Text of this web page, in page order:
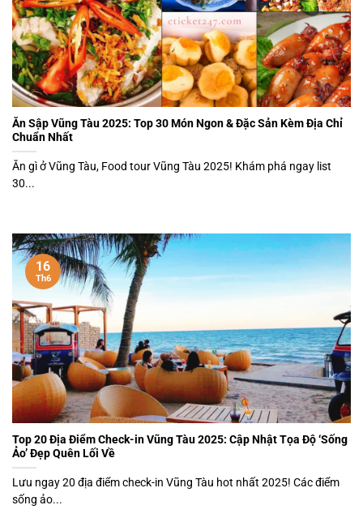
Ăn Sập Vũng Tàu 2025: Top 30 Món Ngon & Đặc Sản Kèm Địa Chỉ
Chuẩn Nhất
Ăn gì ở Vũng Tàu, Food tour Vũng Tàu 2025! Khám phá ngay list
30...
Top 20 Địa Điểm Check-in Vũng Tàu 2025: Cập Nhật Tọa Độ ‘Sống
Ảo’ Đẹp Quên Lối Về
Lưu ngay 20 địa điểm check-in Vũng Tàu hot nhất 2025! Các điểm
sống ảo...
16
Th6